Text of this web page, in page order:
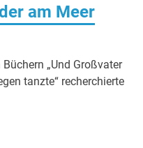
am Meer
„Und Großvater
tanzte“ recherchierte